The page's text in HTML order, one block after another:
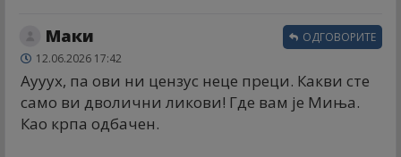
Маки
12.06.2026 17:42
Аууух, па ови ни цензус неце преци. Какви сте
само ви дволични ликови! Где вам је Миња.
Као крпа одбачен.
ОДГОВОРИТЕ